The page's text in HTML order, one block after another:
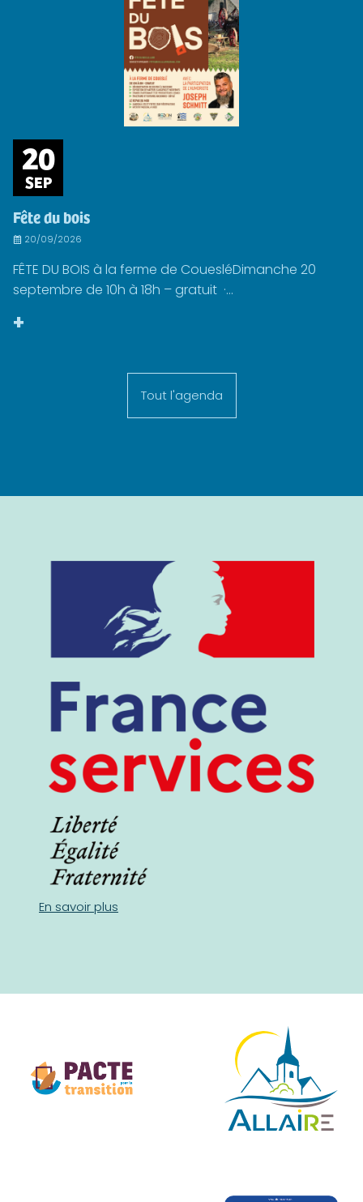
20
SEP
Fête du bois
20/09/2026
FÊTE DU BOIS à la ferme de CouesléDimanche 20
septembre de 10h à 18h – gratuit ·...
+
Tout l'agenda
En savoir plus